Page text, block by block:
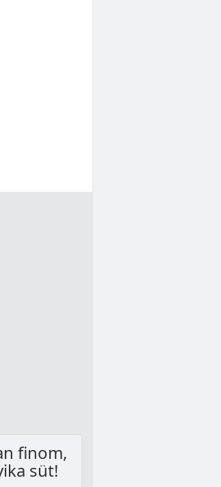
finom,
süt!